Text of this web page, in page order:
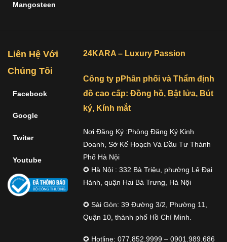
Mangosteen
Liên Hệ Với
Chúng Tôi
Facebook
Google
Twiter
Youtube
24KARA – Luxury Passion
Công ty pPhân phối và Thẩm định
đồ cao cấp: Đồng hồ, Bật lửa, Bút
ký, Kính mắt
Nơi Đăng Ký :Phòng Đăng Ký Kinh
Doanh, Sở Kế Hoạch Và Đầu Tư Thành
Phố Hà Nội
✪ Hà Nội : 332 Bà Triệu, phường Lê Đại
Hành, quận Hai Bà Trưng, Hà Nội
✪ Sài Gòn: 39 Đường 3/2, Phường 11,
Quận 10, thành phố Hồ Chí Minh.
✪ Hotline: 077.852.9999 – 0901.989.686